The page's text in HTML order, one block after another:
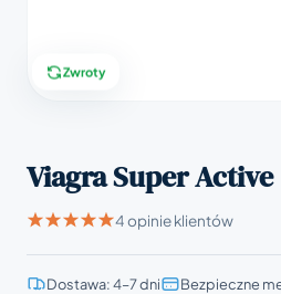
Zwroty
Viagra Super Active
4 opinie klientów
Dostawa: 4–7 dni
Bezpieczne